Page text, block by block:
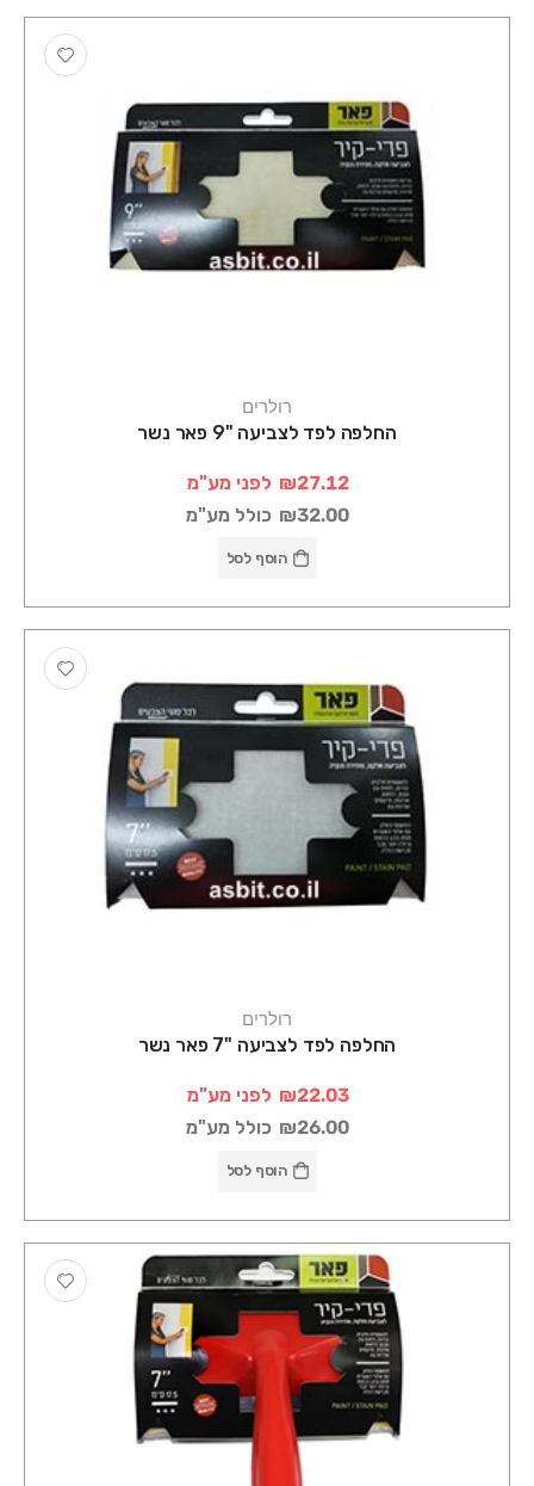
רולרים
החלפה לפד לצביעה "9 פאר נשר
₪27.12 לפני מע"מ
₪32.00 כולל מע"מ
הוסף לסל
רולרים
החלפה לפד לצביעה "7 פאר נשר
₪22.03 לפני מע"מ
₪26.00 כולל מע"מ
הוסף לסל